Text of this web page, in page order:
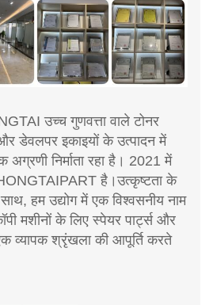
उच्च गुणवत्ता वाले टोनर
डेवलपर इकाइयों के उत्पादन में
अग्रणी निर्माता रहा है। 2021 में
HONGTAIPART है।उत्कृष्टता के
हम उद्योग में एक विश्वसनीय नाम
मशीनों के लिए स्पेयर पार्ट्स और
व्यापक श्रृंखला की आपूर्ति करते